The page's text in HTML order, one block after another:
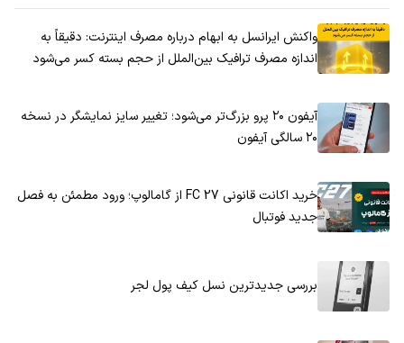
واکنش ایرانسل به ابهام درباره مصرف اینترنت: دقیقاً به
اندازه مصرف ترافیک بین‌الملل از حجم بسته کسر می‌شود
آیفون ۲۰ پرو بزرگ‌تر می‌شود؛ تغییر سایز نمایشگر در نسخه
۲۰ سالگی آیفون
خرید اکانت قانونی FC 27 از گامالوپ؛ ورود مطمئن به فصل
جدید فوتبال
بررسی جدیدترین نسل کیف پول لجر